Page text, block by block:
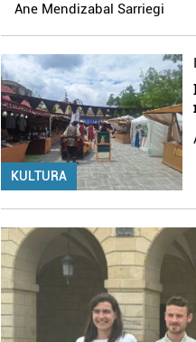
Ane Mendizabal Sarriegi
KULTURA